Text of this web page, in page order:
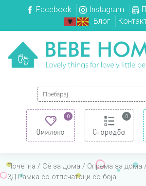
Facebook Instagram
Блог
Search for:
0
Омилено
0
Споредба
Почетна / Сè за дома / Опрема за дома
3Д Рамка со отпечатоци со боја